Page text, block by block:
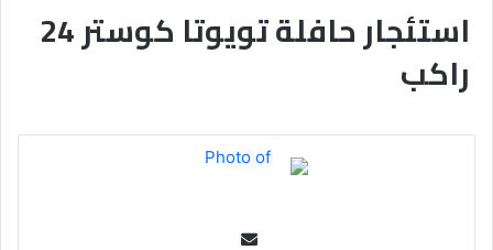
استئجار حافلة تويوتا كوستر 24
راكب